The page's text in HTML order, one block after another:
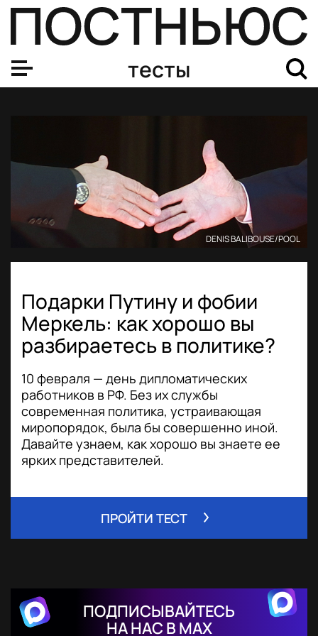
тесты
DENIS BALIBOUSE/POOL
Подарки Путину и фобии
Меркель: как хорошо вы
разбираетесь в политике?
10 февраля — день дипломатических
работников в РФ. Без их службы
современная политика, устраивающая
миропорядок, была бы совершенно иной.
Давайте узнаем, как хорошо вы знаете ее
ярких представителей.
ПРОЙТИ ТЕСТ
ПОДПИСЫВАЙТЕСЬ
НА НАС В MAX